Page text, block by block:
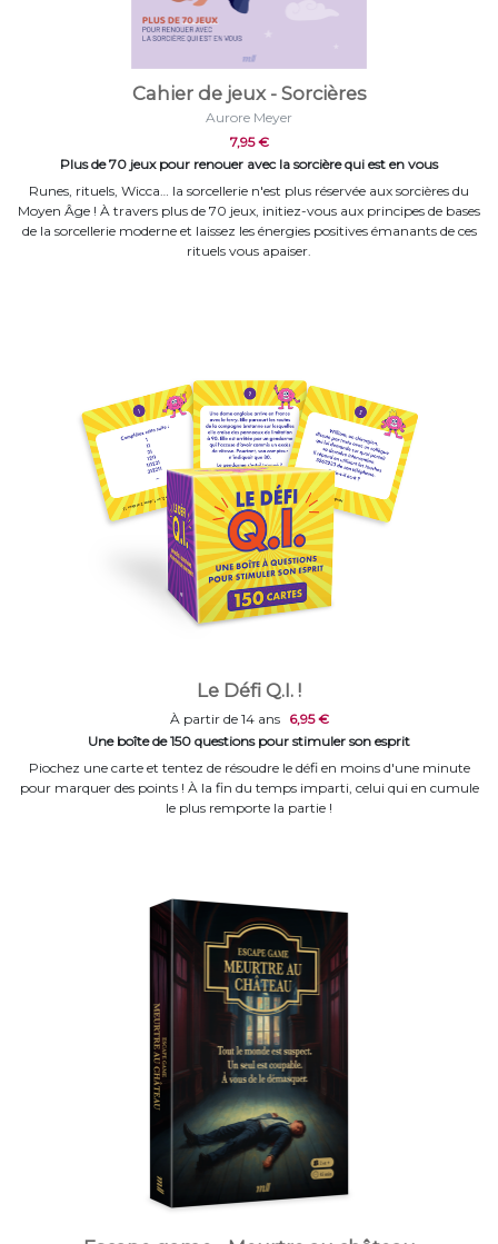
Cahier de jeux - Sorcières
Aurore Meyer
7,95 €
Plus de 70 jeux pour renouer avec la sorcière qui est en vous
Runes, rituels, Wicca… la sorcellerie n'est plus réservée aux sorcières du
Moyen Âge ! À travers plus de 70 jeux, initiez-vous aux principes de bases
de la sorcellerie moderne et laissez les énergies positives émanants de ces
rituels vous apaiser.
Le Défi Q.I. !
À partir de 14 ans
6,95 €
Une boîte de 150 questions pour stimuler son esprit
Piochez une carte et tentez de résoudre le défi en moins d'une minute
pour marquer des points ! À la fin du temps imparti, celui qui en cumule
le plus remporte la partie !